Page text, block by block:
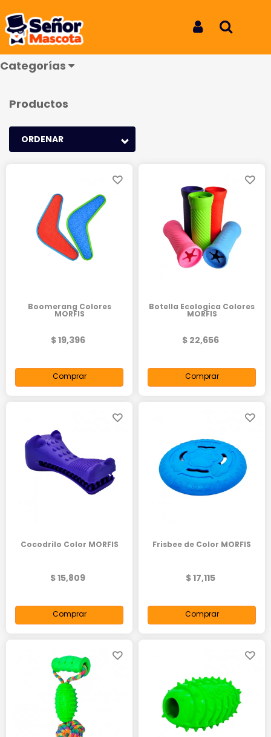
Categorías
Juguetes
Productos
ORDENAR
Boomerang Colores
MORFIS
$ 19,396
Comprar
Botella Ecologica Colores
MORFIS
$ 22,656
Comprar
Cocodrilo Color MORFIS
$ 15,809
Comprar
Frisbee de Color MORFIS
$ 17,115
Comprar